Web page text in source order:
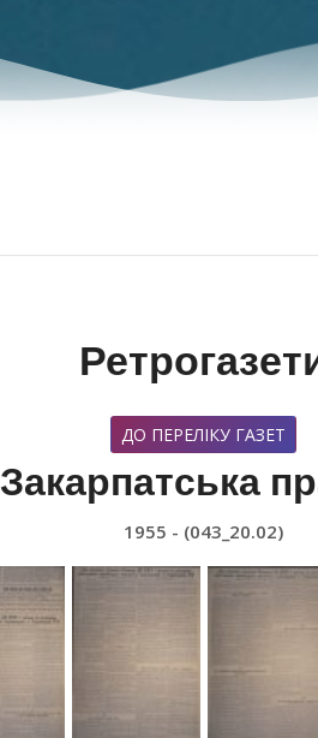
ДО ПЕРЕЛІКУ ГАЗЕТ
Закарпатська
1955 - (043_20.02)